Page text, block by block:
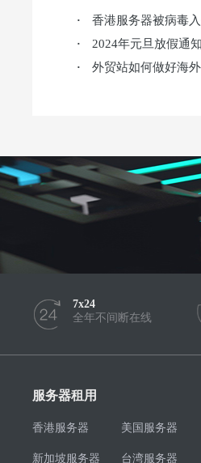
· 香港服务器被病毒
· 2024年元旦放假通知
· 外贸站如何做好海
7x24
全年不间断在线
服务器租用
香港服务器 美国服务器
新加坡服务器 台湾服务器